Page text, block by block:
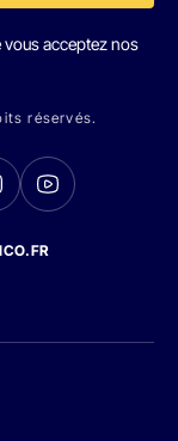
acceptez nos
réservés.